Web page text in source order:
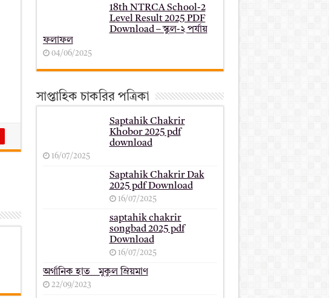
18th NTRCA School-2
Level Result 2025 PDF
Download – স্কুল-২ পর্যায়
ফলাফল
04/06/2025
সাপ্তাহিক চাকরির পত্রিকা
Saptahik Chakrir
Khobor 2025 pdf
download
16/07/2025
Saptahik Chakrir Dak
2025 pdf Download
16/07/2025
saptahik chakrir
songbad 2025 pdf
Download
16/07/2025
অর্গানিক হাত _ মুকুল ম্রিয়মাণ
22/09/2023